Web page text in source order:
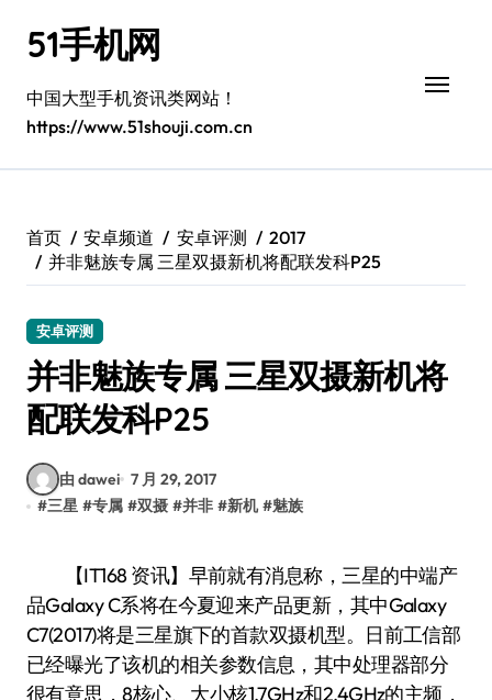
51手机网
中国大型手机资讯类网站！
https://www.51shouji.com.cn
首页 安卓频道 安卓评测
2017
并非魅族专属 三星双摄新机将配联发科P25
安卓评测
并非魅族专属 三星双摄新机将
配联发科P25
由 dawei 7 月 29, 2017
#三星 #专属 #双摄 #并非 #新机 #魅族
【IT168 资讯】早前就有消息称，三星的中端产
品Galaxy C系将在今夏迎来产品更新，其中Galaxy
C7(2017)将是三星旗下的首款双摄机型。日前工信部
已经曝光了该机的相关参数信息，其中处理器部分
很有意思，8核心、大小核1.7GHz和2.4GHz的主频，